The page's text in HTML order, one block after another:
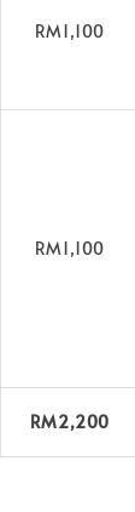
RM1,100
RM1,100
RM2,200